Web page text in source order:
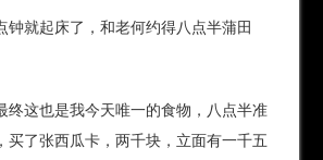
钟就起床了，和老何约得八点半蒲田
这也是我今天唯一的食物，八点半准
买了张西瓜卡，两千块，立面有一千五